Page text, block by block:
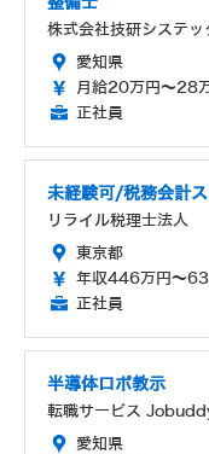
株式会社技研システッ
愛知県
月給20万円～28
正社員
未経験可/税務会計
リライル税理士法人
東京都
年収446万円～
正社員
半導体ロボ教示
転職サービス
愛知県